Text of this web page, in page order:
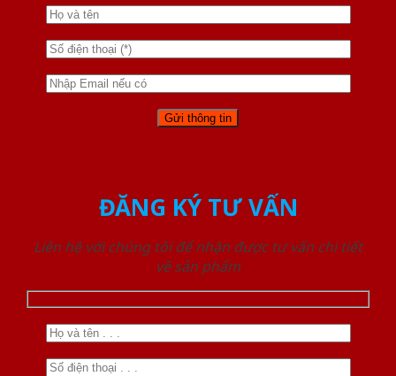
ĐĂNG KÝ TƯ VẤN
Liên hệ với chúng tôi để nhận được tư vấn chi tiết
về sản phẩm